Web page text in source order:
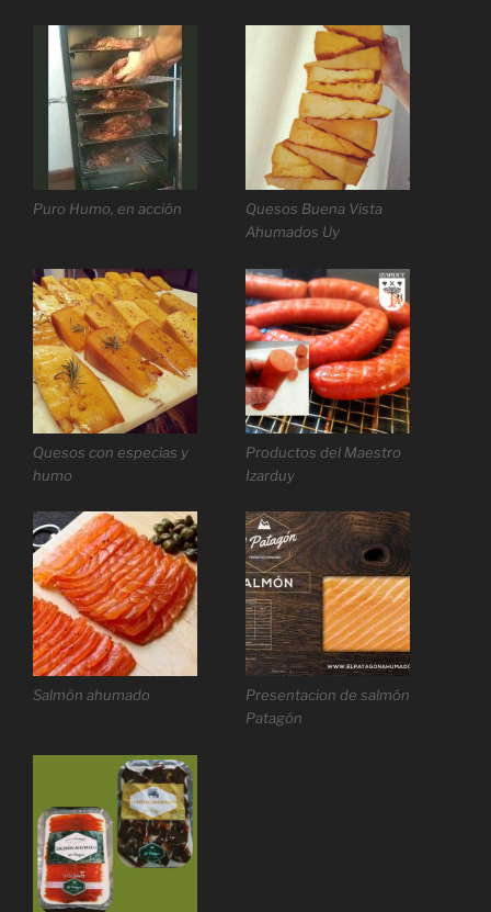
Puro Humo, en acción
Quesos Buena Vista
Ahumados Uy
Quesos con especias y
humo
Productos del Maestro
Izarduy
Salmón ahumado
Presentacion de salmón
Patagón